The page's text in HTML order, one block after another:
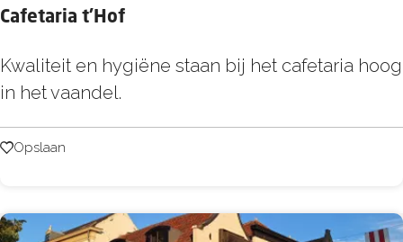
Cafetaria t'Hof
C
a
e
r
Kwaliteit en hygiëne staan bij het cafetaria hoog
in het vaandel.
Opslaan
Opslaan